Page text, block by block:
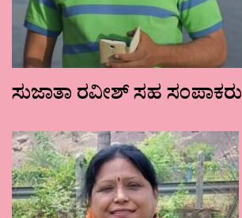
ಸುಜಾತಾ ರವೀಶ್ ಸಹ ಸಂಪಾಕರು